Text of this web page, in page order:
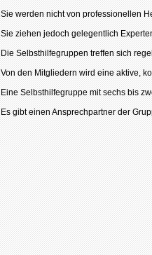
Sie werden nicht von professionellen
Sie ziehen jedoch gelegentlich
Die Selbsthilfegruppen treffen sich
Von den Mitgliedern wird eine aktive,
Eine Selbsthilfegruppe mit sechs bis
Es gibt einen Ansprechpartner der